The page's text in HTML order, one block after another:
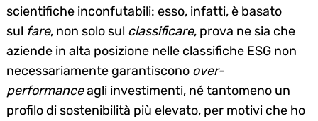
scientifiche inconfutabili: esso, infatti, è basato
sul fare, non solo sul classificare, prova ne sia che
aziende in alta posizione nelle classifiche ESG non
necessariamente garantiscono over-
performanceagli investimenti, né tantomeno un
profilo di sostenibilità più elevato, per motivi che ho